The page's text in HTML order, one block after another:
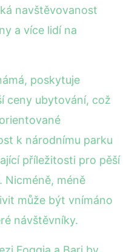
navštěvovanost
a více lidí na
poskytuje
ceny ubytování, což
k národnímu parku
příležitosti pro pěší
Nicméně, méně
může být vnímáno
návštěvníky.